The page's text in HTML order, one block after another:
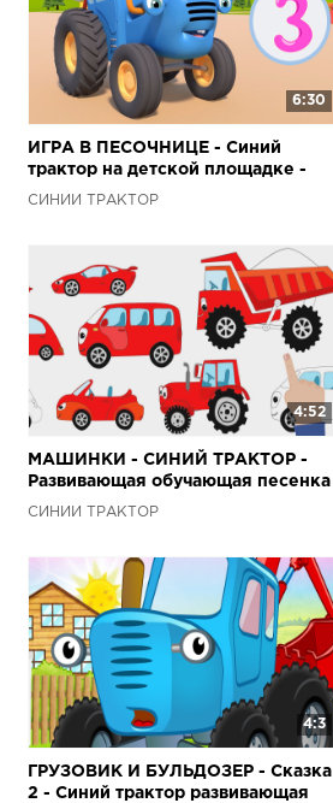
6:30
ИГРА В ПЕСОЧНИЦЕ - Синий
трактор на детской площадке -
Мультфильм
СИНИЙ ТРАКТОР
4:52
МАШИНКИ - СИНИЙ ТРАКТОР -
Развивающая обучающая песенка
мультик про цвета технику для
СИНИЙ ТРАКТОР
4:3
ГРУЗОВИК И БУЛЬДОЗЕР - Сказка
2 - Синий трактор развивающая